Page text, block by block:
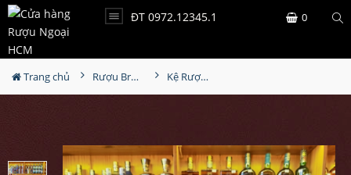
ĐT 0972.12345.1 0
Trang chủ Rượu Brandy Kệ Rượu XO Tài Phú Hưng Long - Rồng Đỏ Giả Đá